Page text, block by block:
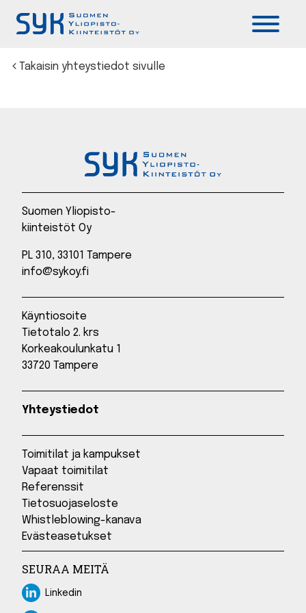
Päävalikko
Takaisin yhteystiedot sivulle
Suomen Yliopisto-
kiinteistöt Oy
PL 310, 33101 Tampere
info@sykoy.fi
Käyntiosoite
Tietotalo 2. krs
Korkeakoulunkatu 1
33720 Tampere
Yhteystiedot
Toimitilat ja kampukset
Vapaat toimitilat
Referenssit
Tietosuojaseloste
Whistleblowing-kanava
Evästeasetukset
SEURAA MEITÄ
LinkedinLinkedin